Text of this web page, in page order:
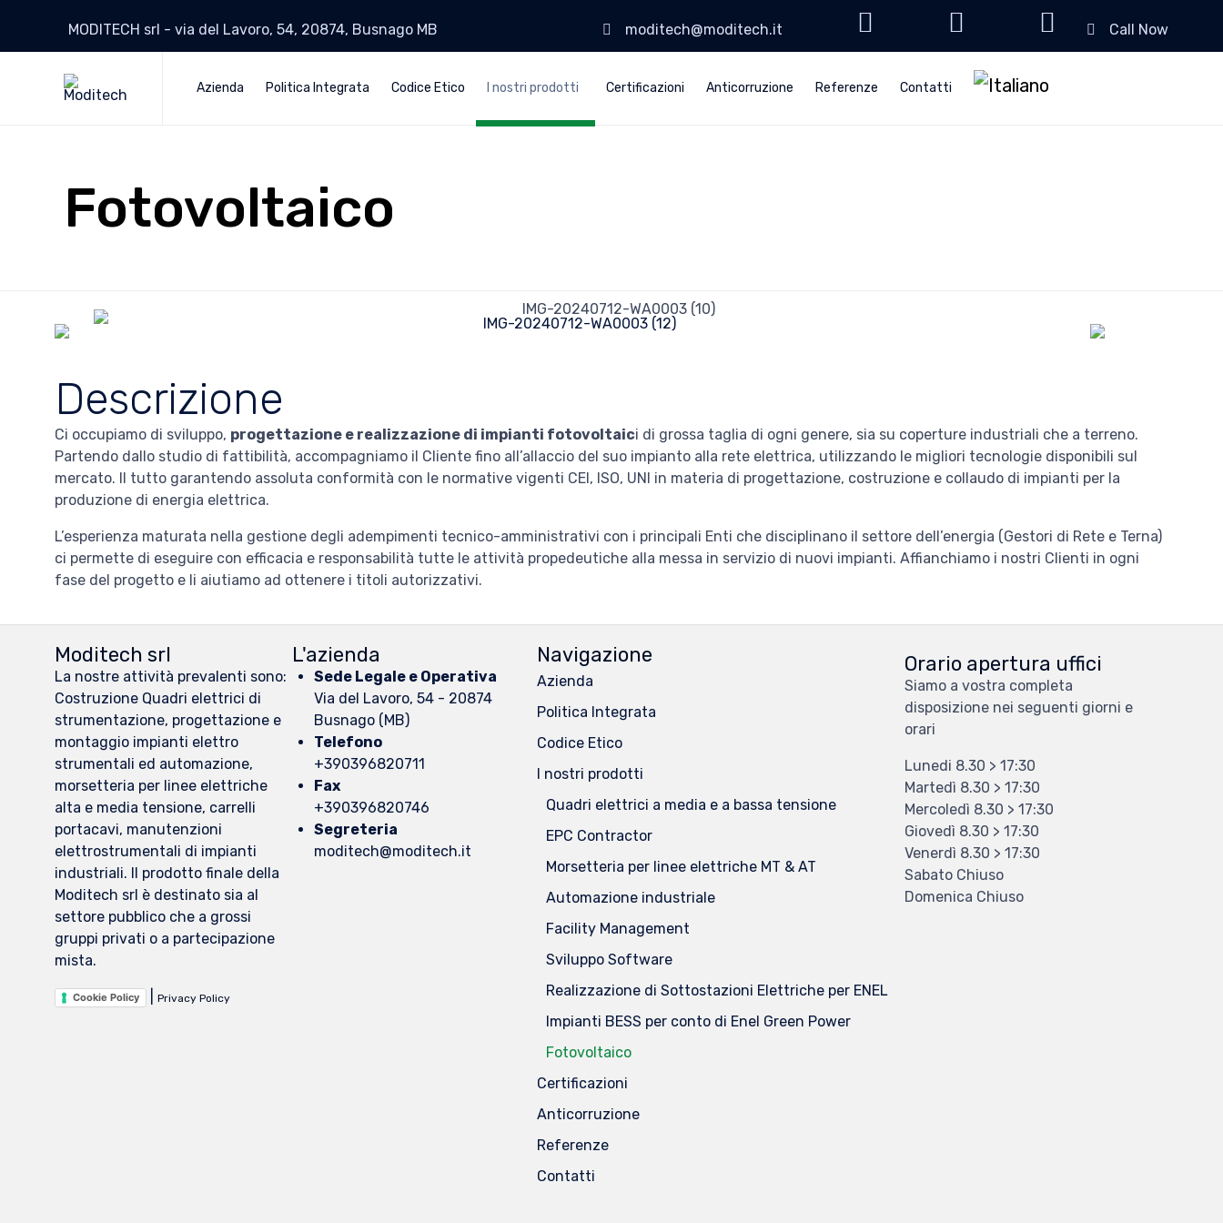
MODITECH srl - via del Lavoro, 54, 20874, Busnago MB moditech@moditech.it
Call Now
Azienda Politica Integrata Codice Etico I nostri prodotti Certificazioni Anticorruzione Referenze Contatti
Fotovoltaico
Descrizione
Ci occupiamo di sviluppo, progettazione e realizzazione di impianti fotovoltaici di grossa taglia di ogni genere, sia su coperture industriali che a terreno.
Partendo dallo studio di fattibilità, accompagniamo il Cliente fino all’allaccio del suo impianto alla rete elettrica, utilizzando le migliori tecnologie disponibili sul
mercato. Il tutto garantendo assoluta conformità con le normative vigenti CEI, ISO, UNI in materia di progettazione, costruzione e collaudo di impianti per la
produzione di energia elettrica.
L’esperienza maturata nella gestione degli adempimenti tecnico-amministrativi con i principali Enti che disciplinano il settore dell’energia (Gestori di Rete e Terna)
ci permette di eseguire con efficacia e responsabilità tutte le attività propedeutiche alla messa in servizio di nuovi impianti. Affianchiamo i nostri Clienti in ogni
fase del progetto e li aiutiamo ad ottenere i titoli autorizzativi.
Moditech srl
La nostre attività prevalenti sono:
Costruzione Quadri elettrici di
strumentazione, progettazione e
montaggio impianti elettro
strumentali ed automazione,
morsetteria per linee elettriche
alta e media tensione, carrelli
portacavi, manutenzioni
elettrostrumentali di impianti
industriali. Il prodotto finale della
Moditech srl è destinato sia al
settore pubblico che a grossi
gruppi privati o a partecipazione
mista.
Cookie Policy Privacy Policy
L'azienda
Sede Legale e Operativa
Via del Lavoro, 54 - 20874
Busnago (MB)
Telefono
+390396820711
Fax
+390396820746
Segreteria
moditech@moditech.it
Navigazione
Azienda
Politica Integrata
Codice Etico
I nostri prodotti
Quadri elettrici a media e a bassa tensione
EPC Contractor
Morsetteria per linee elettriche MT & AT
Automazione industriale
Facility Management
Sviluppo Software
Realizzazione di Sottostazioni Elettriche per ENEL
Impianti BESS per conto di Enel Green Power
Fotovoltaico
Certificazioni
Anticorruzione
Referenze
Contatti
Orario apertura uffici
Siamo a vostra completa
disposizione nei seguenti giorni e
orari
Lunedi 8.30 > 17:30
Martedì 8.30 > 17:30
Mercoledì 8.30 > 17:30
Giovedì 8.30 > 17:30
Venerdì 8.30 > 17:30
Sabato Chiuso
Domenica Chiuso